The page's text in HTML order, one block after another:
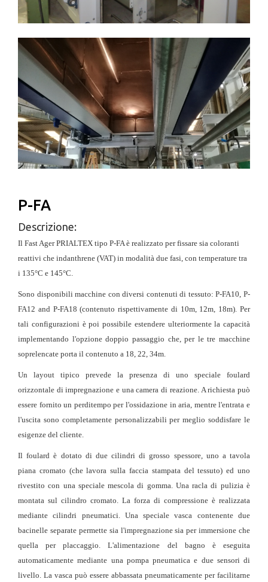
P-FA
Descrizione:
Il Fast Ager PRIALTEX tipo P-FA è realizzato per fissare sia coloranti
reattivi che indanthrene (VAT) in modalità due fasi, con temperature tra
i 135°C e 145°C.
Sono disponibili macchine con diversi contenuti di tessuto: P-FA10, P-
FA12 and P-FA18 (contenuto rispettivamente di 10m, 12m, 18m). Per
tali configurazioni è poi possibile estendere ulteriormente la capacità
implementando l'opzione doppio passaggio che, per le tre macchine
soprelencate porta il contenuto a 18, 22, 34m.
Un layout tipico prevede la presenza di uno speciale foulard
orizzontale di impregnazione e una camera di reazione. A richiesta può
essere fornito un perditempo per l'ossidazione in aria, mentre l'entrata e
l'uscita sono completamente personalizzabili per meglio soddisfare le
esigenze del cliente.
Il foulard è dotato di due cilindri di grosso spessore, uno a tavola
piana cromato (che lavora sulla faccia stampata del tessuto) ed uno
rivestito con una speciale mescola di gomma. Una racla di pulizia è
montata sul cilindro cromato. La forza di compressione è realizzata
mediante cilindri pneumatici. Una speciale vasca contenente due
bacinelle separate permette sia l'impregnazione sia per immersione che
quella per placcaggio. L'alimentazione del bagno è eseguita
automaticamente mediante una pompa pneumatica e due sensori di
livello. La vasca può essere abbassata pneumaticamente per facilitarne